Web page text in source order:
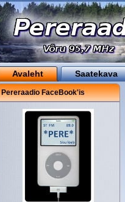
Avaleht Saatekava
Pereraadio FaceBook'is